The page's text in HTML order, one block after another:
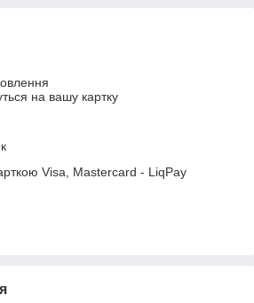
на вашу картку
Visa, Mastercard - LiqPay